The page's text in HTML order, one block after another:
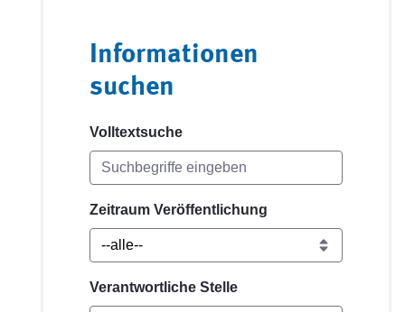
Informationen
suchen
Volltextsuche
Zeitraum Veröffentlichung
Verantwortliche Stelle